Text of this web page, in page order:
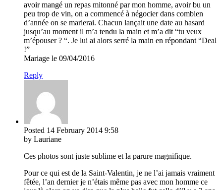
avoir mangé un repas mitonné par mon homme, avoir bu un
peu trop de vin, on a commencé à négocier dans combien
d’année on se marierai. Chacun lançait une date au hasard
jusqu’au moment il m’a tendu la main et m’a dit “tu veux
m’épouser ? “. Je lui ai alors serré la main en répondant “Deal
!”
Mariage le 09/04/2016
Reply
Posted 14 February 2014 9:58
by Lauriane
Ces photos sont juste sublime et la parure magnifique.
Pour ce qui est de la Saint-Valentin, je ne l’ai jamais vraiment
fêtée, l’an dernier je n’étais même pas avec mon homme ce